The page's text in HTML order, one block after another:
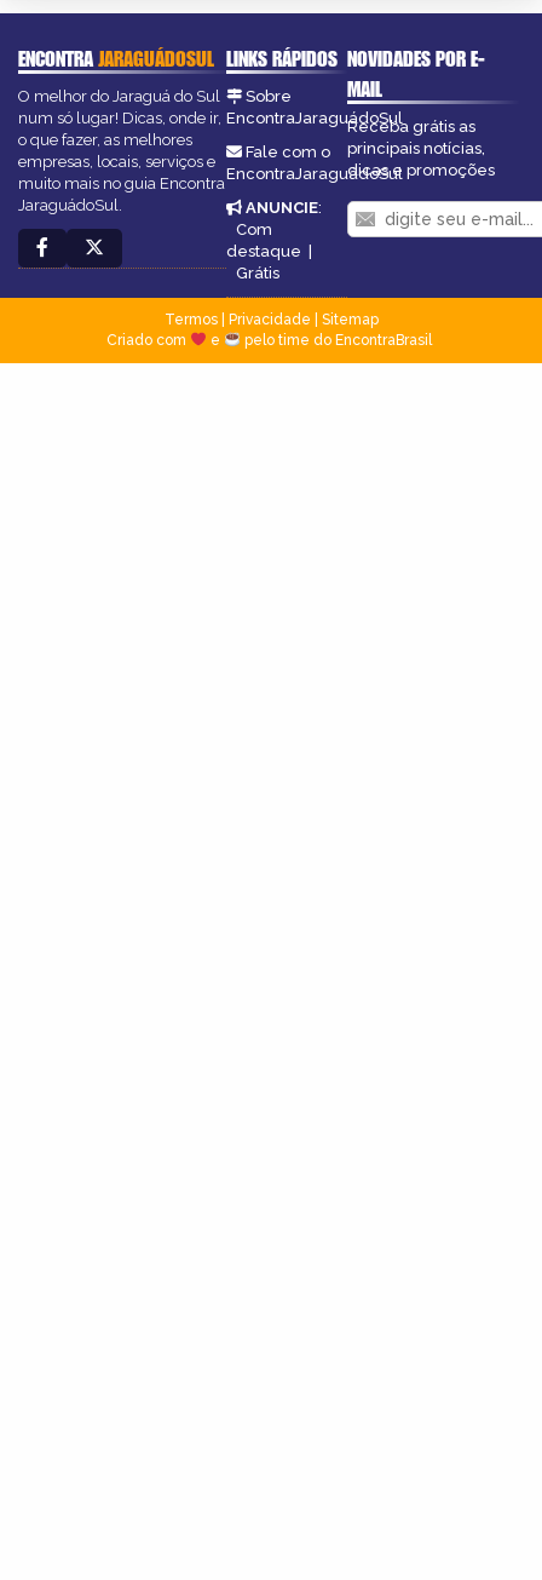
ENCONTRAJARAGUÁDOSUL
O melhor do Jaraguá do Sul
num só lugar! Dicas, onde ir,
o que fazer, as melhores
empresas, locais, serviços e
muito mais no guia Encontra
JaraguádoSul.
LINKS RÁPIDOS
Sobre
EncontraJaraguádoSul
Fale com o
EncontraJaraguádoSul
ANUNCIE:
Com
destaque |
Grátis
NOVIDADES POR E-
MAIL
Receba grátis as
principais notícias,
dicas e promoções
Termos| Privacidade
Sitemap
Criado com
e pelo time do EncontraBrasil